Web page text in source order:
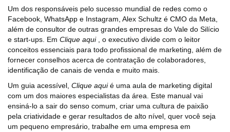
Um dos responsáveis pelo sucesso mundial de redes como o
Facebook, WhatsApp e Instagram, Alex Schultz é CMO da Meta,
além de consultor de outras grandes empresas do Vale do Silício
e start-ups. Em Clique aqui, o executivo divide com o leitor
conceitos essenciais para todo profissional de marketing, além de
fornecer conselhos acerca de contratação de colaboradores,
identificação de canais de venda e muito mais.
Um guia acessível, Clique aquié uma aula de marketing digital
com um dos maiores especialistas da área. Este manual vai
ensiná-lo a sair do senso comum, criar uma cultura de paixão
pela criatividade e gerar resultados de alto nível, quer você seja
um pequeno empresário, trabalhe em uma empresa em